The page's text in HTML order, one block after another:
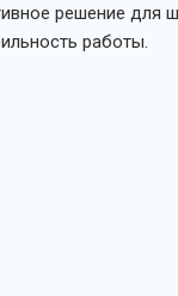
решение для
работы.